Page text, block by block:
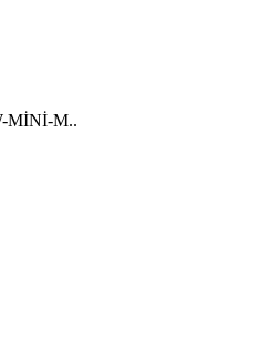
MİNİ-M..